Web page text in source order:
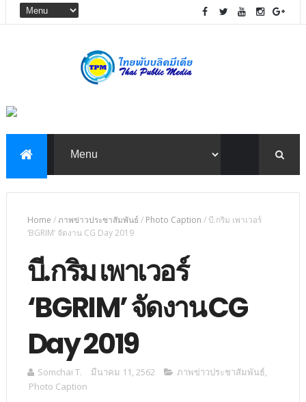
Home /ภาพข่าวประชาสัมพันธ์ / Photo Caption /บี.กริม เพาเวอร์
‘BGRIM’ จัดงาน CG Day 2019
บี.กริม เพาเวอร์
‘BGRIM’ จัดงาน CG
Day 2019
Somchai T. มีนาคม 11, 2562 ภาพข่าวประชาสัมพันธ์,
Photo Caption